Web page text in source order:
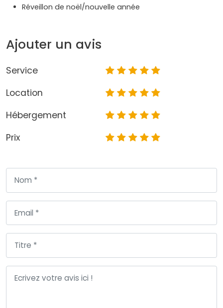
Réveillon de noël/nouvelle année
Ajouter un avis
Service
Location
Hébergement
Prix